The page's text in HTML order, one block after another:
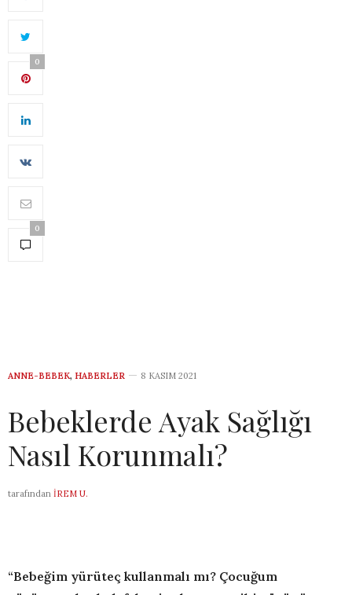
0
0
ANNE-BEBEK, HABERLER 8 KASIM 2021
Bebeklerde Ayak Sağlığı
Nasıl Korunmalı?
tarafından İREM U.
“Bebeğim yürüteç kullanmalı mı? Çocuğum